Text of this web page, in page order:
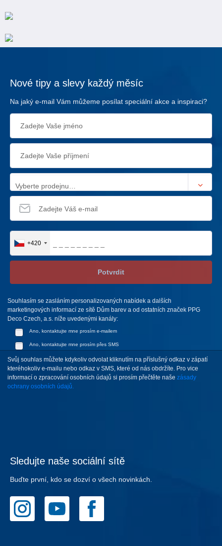
Nové tipy a slevy každý měsíc
Na jaký e-mail Vám můžeme posílat speciální akce a inspiraci?
Vyberte prodejnu…
+420
Potvrdit
Souhlasím se zasláním personalizovaných nabídek a dalších
marketingových informací ze sítě Dům barev a od ostatních značek PPG
Deco Czech, a.s. níže uvedenými kanály:
Ano, kontaktujte mne prosím e-mailem
Ano, kontaktujte mne prosím přes SMS
Svůj souhlas můžete kdykoliv odvolat kliknutím na příslušný odkaz v zápatí
kteréhokoliv e-mailu nebo odkaz v SMS, které od nás obdržíte. Pro vice
informací o zpracování osobních údajů si prosím přečtěte naše zásady
ochrany osobních údajů.
Sledujte naše sociální sítě
Buďte první, kdo se dozví o všech novinkách.